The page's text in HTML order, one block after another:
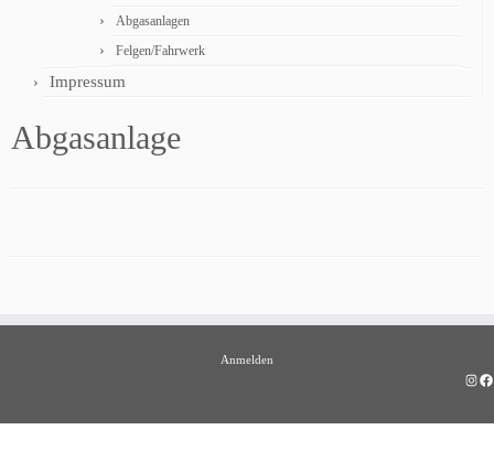
Abgasanlagen
Felgen/Fahrwerk
Impressum
Abgasanlage
Anmelden